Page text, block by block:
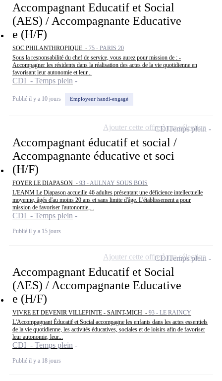
Accompagnant Educatif et Social
(AES) / Accompagnante Educative
e (H/F)
SOC PHILANTHROPIQUE - 75 - PARIS 20
Sous la responsabilité du chef de service, vous aurez pour mission de : -
Accompagner les résidents dans la réalisation des actes de la vie quotidienne en
favorisant leur autonomie et leur...
CDI - Temps plein
Publié il y a 10 jours Employeur handi-engagé
Accompagnant éducatif et social /
Accompagnante éducative et soci
(H/F)
FOYER LE DIAPASON - 93 - AULNAY SOUS BOIS
L'EANM Le Diapason accueille 46 adultes présentant une déficience intellectuelle
moyenne, âgés d'au moins 20 ans et sans limite d'âge. L'établissement a pour
mission de favoriser l'autonomie,...
CDI - Temps plein
Publié il y a 15 jours
CDITemps plein
Ajouter cette offre à ma sélection
Accompagnant Educatif et Social
(AES) / Accompagnante Educative
e (H/F)
VIVRE ET DEVENIR VILLEPINTE - SAINT-MICH - 93 - LE RAINCY
L'Accompagnant Éducatif et Social accompagne les enfants dans les actes essentiels
de la vie quotidienne, les activités éducatives, sociales et de loisirs afin de favoriser
leur autonomie, leur...
CDI - Temps plein
Publié il y a 18 jours
CDITemps plein
Ajouter cette offre à ma sélection